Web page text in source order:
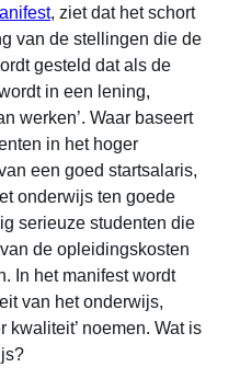
, ziet dat het schort
van de stellingen die de
gesteld dat als de
in een lening,
werken’. Waar baseert
in het hoger
een goed startsalaris,
onderwijs ten goede
serieuze studenten die
de opleidingskosten
In het manifest wordt
van het onderwijs,
kwaliteit’ noemen. Wat is